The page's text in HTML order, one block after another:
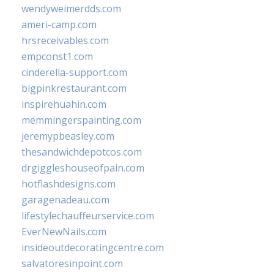
wendyweimerdds.com
ameri-camp.com
hrsreceivables.com
empconst1.com
cinderella-support.com
bigpinkrestaurant.com
inspirehuahin.com
memmingerspainting.com
jeremypbeasley.com
thesandwichdepotcos.com
drgiggleshouseofpain.com
hotflashdesigns.com
garagenadeau.com
lifestylechauffeurservice.com
EverNewNails.com
insideoutdecoratingcentre.com
salvatoresinpoint.com